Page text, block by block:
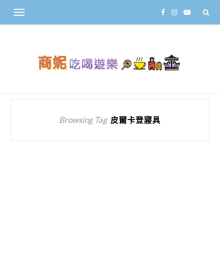
Browsing Tag 皮爾卡登寢具